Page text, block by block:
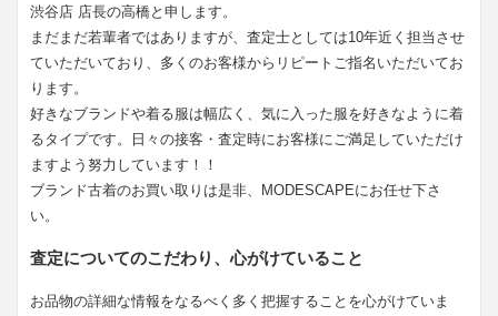
渋谷店 店長の高橋と申します。
まだまだ若輩者ではありますが、査定士としては10年近く担当させ
ていただいており、多くのお客様からリピートご指名いただいてお
ります。
好きなブランドや着る服は幅広く、気に入った服を好きなように着
るタイプです。日々の接客・査定時にお客様にご満足していただけ
ますよう努力しています！！
ブランド古着のお買い取りは是非、MODESCAPEにお任せ下さ
い。
査定についてのこだわり、心がけていること
お品物の詳細な情報をなるべく多く把握することを心がけていま